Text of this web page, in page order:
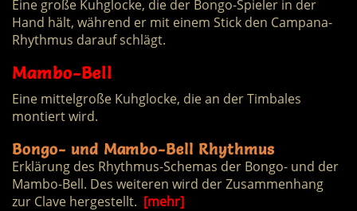
Eine große Kuhglocke, die der Bongo-Spieler in der
Hand hält, während er mit einem Stick den Campana-
Rhythmus darauf schlägt.
Mambo-Bell
Eine mittelgroße Kuhglocke, die an der Timbales
montiert wird.
Bongo- und Mambo-Bell Rhythmus
Erklärung des Rhythmus-Schemas der Bongo- und der
Mambo-Bell. Des weiteren wird der Zusammenhang
zur Clave hergestellt. [mehr]